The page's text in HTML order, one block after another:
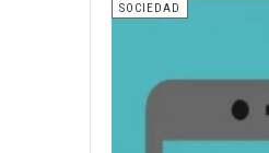
SOCIEDAD